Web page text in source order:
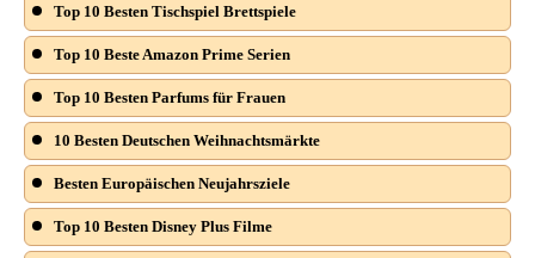
Top 10 Besten Tischspiel Brettspiele
Top 10 Beste Amazon Prime Serien
Top 10 Besten Parfums für Frauen
10 Besten Deutschen Weihnachtsmärkte
Besten Europäischen Neujahrsziele
Top 10 Besten Disney Plus Filme